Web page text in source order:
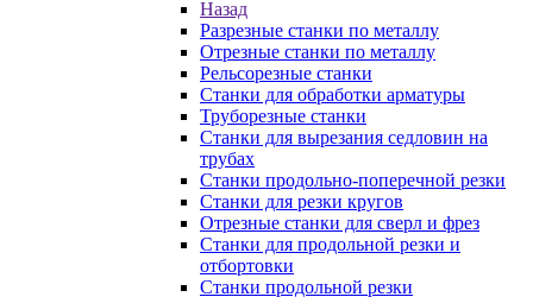
Назад
Разрезные станки по металлу
Отрезные станки по металлу
Рельсорезные станки
Станки для обработки арматуры
Труборезные станки
Станки для вырезания седловин на
трубаx
Станки продольно-поперечной резки
Станки для резки кругов
Отрезные станки для сверл и фрез
Станки для продольной резки и
отбортовки
Станки продольной резки